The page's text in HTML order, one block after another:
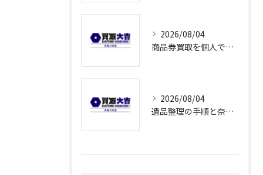
2026/08/04
商品券買取を個人で利用する際の奈良県橿原市で知っておきたい高換金ポイント
2026/08/04
遺品整理の手順と奈良県橿原市で無駄なく片付ける方法とごみ処分ポイント